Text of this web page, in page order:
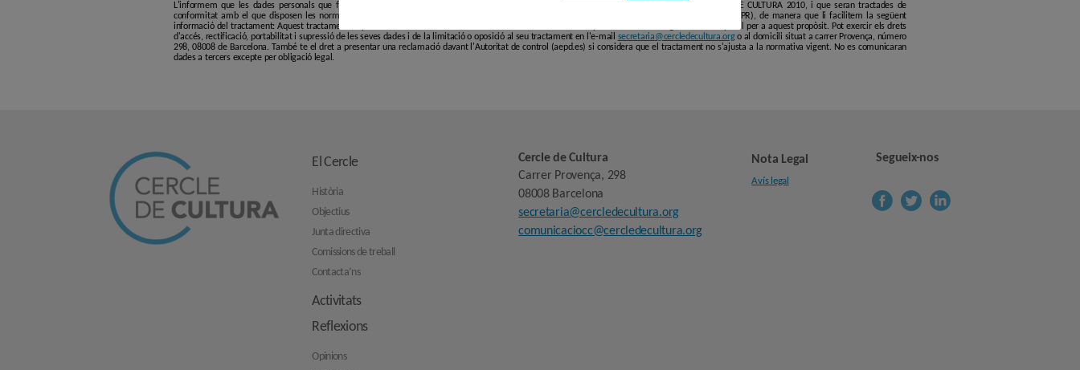
L'informem que les dades personals que faciliti en aquest formulari passaran a formar part d'un fitxer responsabilitat de ASSOCIACIÓ CERCLE DE CULTURA 2010, i que seran tractades de
conformitat amb el que disposen les normatives vigents en protecció de dades personals, el Reglament (UE) 2016/679 de 27 d'abril de 2016 (GDPR), de manera que li facilitem la següent
informació del tractament: Aquest tractament té per finalitat l'enviament de newsletters informatives amb la possibilitat de fer segmentació de perfil per a aquest propòsit. Pot exercir els drets
d'accés, rectificació, portabilitat i supressió de les seves dades i de la limitació o oposició al seu tractament en l'e-mail secretaria@cercledecultura.orgo al domicili situat a carrer Provença, número
298, 08008 de Barcelona. També te el dret a presentar una reclamació davant l'Autoritat de control (aepd.es) si considera que el tractament no s'ajusta a la normativa vigent. No es comunicaran
dades a tercers excepte per obligació legal.
El Cercle
Història
Objectius
Junta directiva
Comissions de treball
Contacta’ns
Activitats
Reflexions
Opinions
Cercle de Cultura
Carrer Provença, 298
08008 Barcelona
secretaria@cercledecultura.org
comunicaciocc@cercledecultura.org
Nota Legal
Avís legal
Segueix-nos